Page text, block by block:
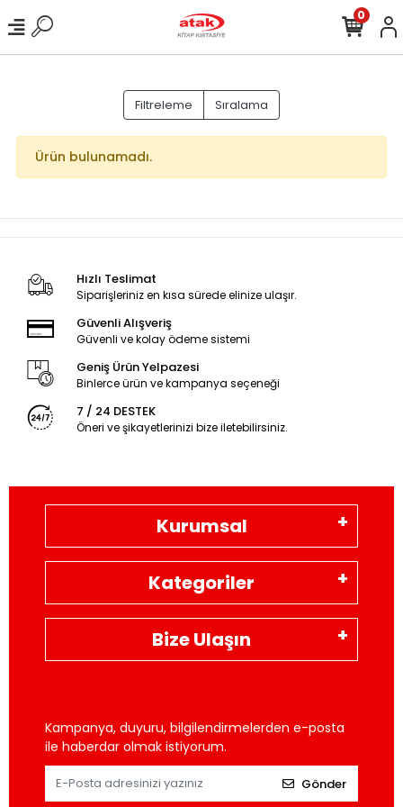
0
Filtreleme Sıralama
Ürün bulunamadı.
Hızlı Teslimat
Siparişleriniz en kısa sürede elinize ulaşır.
Güvenli Alışveriş
Güvenli ve kolay ödeme sistemi
Geniş Ürün Yelpazesi
Binlerce ürün ve kampanya seçeneği
7 / 24 DESTEK
Öneri ve şikayetlerinizi bize iletebilirsiniz.
Kurumsal
Kategoriler
Bize Ulaşın
Kampanya, duyuru, bilgilendirmelerden e-posta
ile haberdar olmak istiyorum.
Gönder